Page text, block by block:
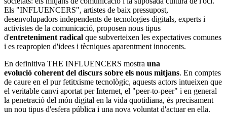
Els "INFLUENCERS", artistes de baix pressupost,
desenvolupadors independents de tecnologies digitals, experts i
activistes de la comunicació, proposen nous tipus
d'entreteniment radical que subverteixen les expectatives comunes
i es reapropien d'idees i tècniques aparentment innocents.
En definitiva THE INFLUENCERS mostra una
evolució coherent del discurs sobre els nous mitjans. En comptes
de caure en el pur fetitxisme tecnològic, aquests actors intueixen que
el veritable canvi aportat per Internet, el "peer-to-peer" i en general
la penetració del món digital en la vida quotidiana, és precisament
un nou tipus d'esfera pública i una nova voluntat d'actuar en ella.